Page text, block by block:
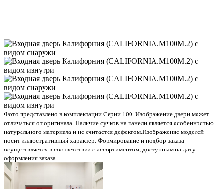
Фото представлено в комплектации Серии 100. Изображение двери может
отличаться от оригинала. Наличие сучков на панели является особенностью
натурального материала и не считается дефектом.Изображение моделей
носит иллюстративный характер. Формирование и подбор заказа
осуществляется в соответствии с ассортиментом, доступным на дату
оформления заказа.